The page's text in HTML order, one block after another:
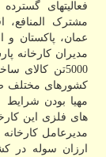
فعالیتهای
مشترک
عمان، پاکستان
5000تن
کشورهای مختلف
مهیا بودن شرایط
مدیرعامل
ارزان سوله در